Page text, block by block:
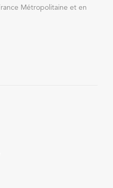
Métropolitaine et en